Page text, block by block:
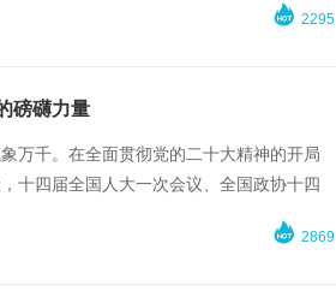
 2295
磅礴力量
万千。在全面贯彻党的二十大精神的开局
十四届全国人大一次会议、全国政协十四
 2869